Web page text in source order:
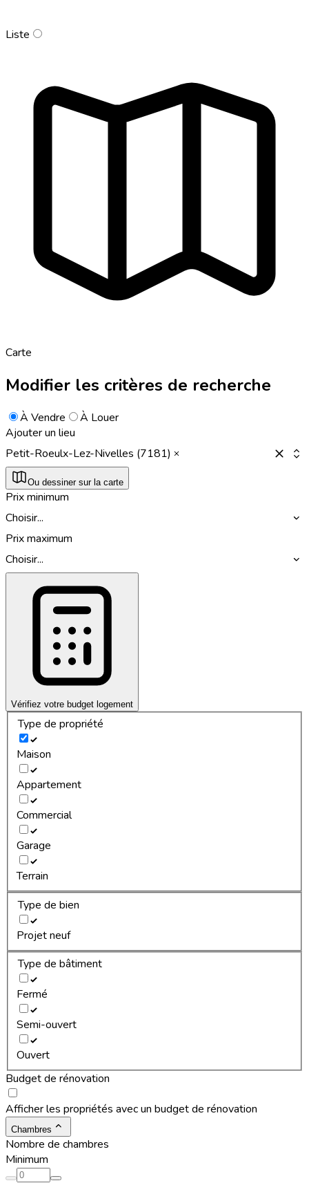
Liste
Carte
Modifier les critères de recherche
À Vendre
À Louer
Ajouter un lieu
Petit-Roeulx-Lez-Nivelles (7181)
Ou dessiner sur la carte
Prix minimum
Choisir...
Prix maximum
Choisir...
Vérifiez votre budget logement
Type de propriété
Maison
Appartement
Commercial
Garage
Terrain
Type de bien
Projet neuf
Type de bâtiment
Fermé
Semi-ouvert
Ouvert
Budget de rénovation
Afficher les propriétés avec un budget de rénovation
Chambres
Nombre de chambres
Minimum